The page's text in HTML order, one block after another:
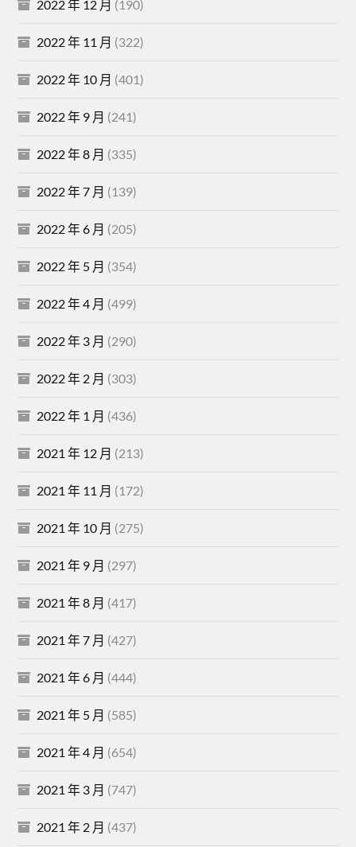
2022 年 12 月 (190)
2022 年 11 月 (322)
2022 年 10 月 (401)
2022 年 9 月 (241)
2022 年 8 月 (335)
2022 年 7 月 (139)
2022 年 6 月 (205)
2022 年 5 月 (354)
2022 年 4 月 (499)
2022 年 3 月 (290)
2022 年 2 月 (303)
2022 年 1 月 (436)
2021 年 12 月 (213)
2021 年 11 月 (172)
2021 年 10 月 (275)
2021 年 9 月 (297)
2021 年 8 月 (417)
2021 年 7 月 (427)
2021 年 6 月 (444)
2021 年 5 月 (585)
2021 年 4 月 (654)
2021 年 3 月 (747)
2021 年 2 月 (437)